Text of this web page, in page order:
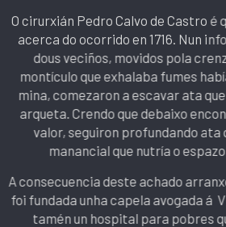
O cirurxián Pedro Calvo de Castro
acerca do ocorrido en 1716. Nun
dous veciños, movidos pola
montículo que exhalaba fumes
mina, comezaron a escavar ata
arqueta. Crendo que debaixo
valor, seguiron profundando
manancial que nutría o
A consecuencia deste achado
foi fundada unha capela avogada
tamén un hospital para pobres